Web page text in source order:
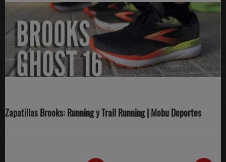
Zapatillas Brooks: Running y Trail Running | Mobu Deportes